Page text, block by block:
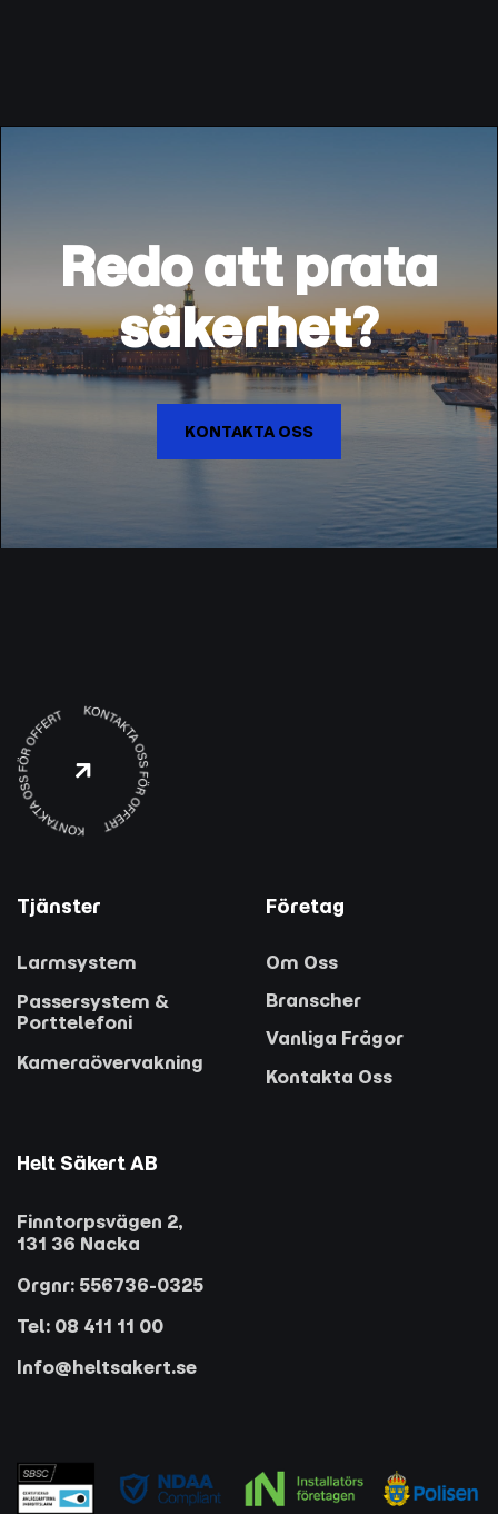
Redo att prata
säkerhet?
KONTAKTA OSS

Tjänster
Larmsystem
Passersystem &
Porttelefoni
Kameraövervakning
Företag
Om Oss
Branscher
Vanliga Frågor
Kontakta Oss
Helt Säkert AB
Finntorpsvägen 2,
131 36 Nacka
Orgnr: 556736-0325
Tel: 08 411 11 00
Info@heltsakert.se